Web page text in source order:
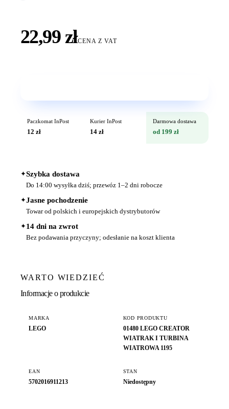
22,99 złCENA Z VAT
Paczkomat InPost
12 zł
Kurier InPost
14 zł
Darmowa dostawa
od 199 zł
✦Szybka dostawa
Do 14:00 wysyłka dziś; przewóz 1–2 dni robocze
✦Jasne pochodzenie
Towar od polskich i europejskich dystrybutorów
✦14 dni na zwrot
Bez podawania przyczyny; odesłanie na koszt klienta
WARTO WIEDZIEĆ
Informacje o produkcie
MARKA
LEGO
KOD PRODUKTU
01480 LEGO CREATOR
WIATRAK I TURBINA
WIATROWA 1195
EAN
5702016911213
STAN
Niedostępny